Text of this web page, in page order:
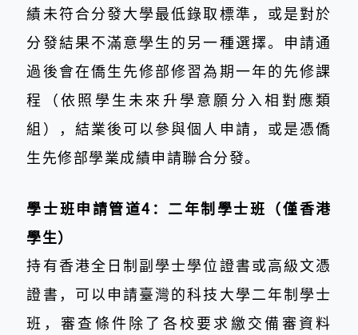
績未符合分發大學最低錄取標準，或是對於
分發結果不滿意學生的另一種選擇。申請通
過後會在僑生先修部修習為期一年的先修課
程（依照學生未來升學意願分入相對應類
組），結業後可以參與個人申請，或是憑僑
生先修部學業成績申請聯合分發。
學士班申請管道4：二年制學士班（僅香港
學生）
持有香港全日制副學士學位證書或高級文憑
證書，可以申請臺灣的科技大學二年制學士
班，審查條件除了各校要求繳交備審資料